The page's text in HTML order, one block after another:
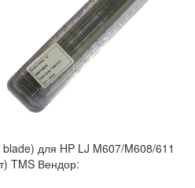
для HP LJ M607/M608/611
TMS Вендор: